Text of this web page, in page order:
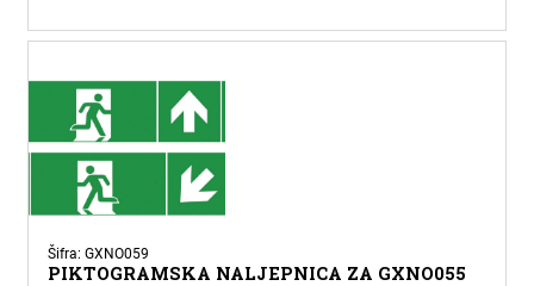
Šifra: GXNO059
PIKTOGRAMSKA NALJEPNICA ZA GXNO055